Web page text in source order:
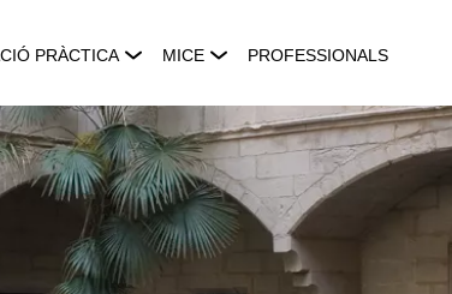
PRÀCTICA MICE PROFESSIONALS